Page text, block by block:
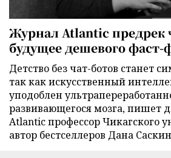
Журнал Atlantic предрек
будущее дешевого фаст-
Детство без чат-ботов станет
так как искусственный
уподоблен
развивающегося мозга, пишет
Atlantic профессор Чикагского
автор бестселлеров Дана